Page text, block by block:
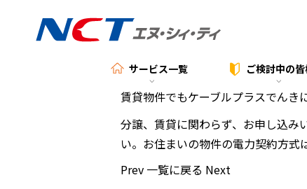
サービス一覧 ご検討中の
賃貸物件でもケーブルプラスでんき
分譲、賃貸に関わらず、お申し込み
い。お住まいの物件の電力契約方式
Prev 一覧に戻る Next